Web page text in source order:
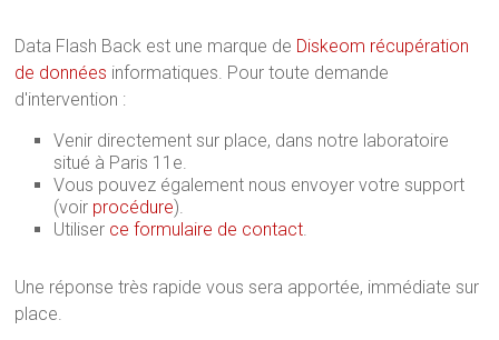
Data Flash Back est une marque de Diskeom récupération
de données informatiques. Pour toute demande
d'intervention :
Venir directement sur place, dans notre laboratoire
situé à Paris 11e.
Vous pouvez également nous envoyer votre support
(voir procédure).
Utiliser ce formulaire de contact.
Une réponse très rapide vous sera apportée, immédiate sur
place.